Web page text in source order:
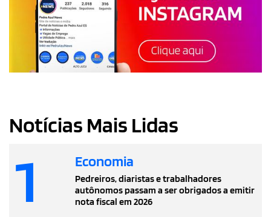
Notícias Mais Lidas
1 Economia
Pedreiros, diaristas e trabalhadores
autônomos passam a ser obrigados a emitir
nota fiscal em 2026